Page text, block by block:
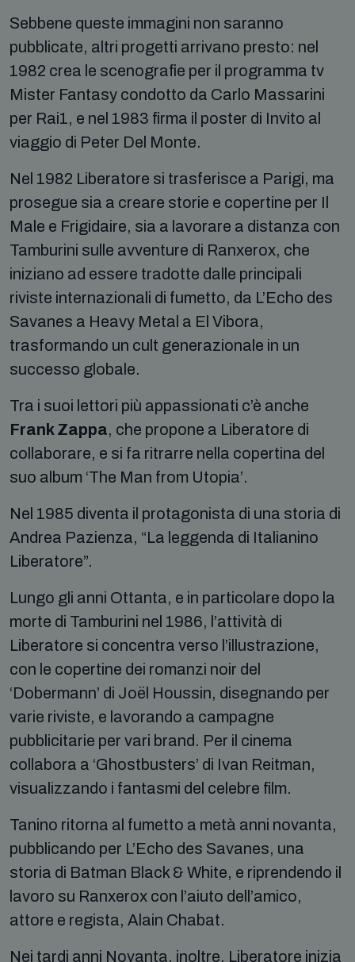
Sebbene queste immagini non saranno
pubblicate, altri progetti arrivano presto: nel
1982 crea le scenografie per il programma tv
Mister Fantasy condotto da Carlo Massarini
per Rai1, e nel 1983 firma il poster di Invito al
viaggio di Peter Del Monte.
Nel 1982 Liberatore si trasferisce a Parigi, ma
prosegue sia a creare storie e copertine per Il
Male e Frigidaire, sia a lavorare a distanza con
Tamburini sulle avventure di Ranxerox, che
iniziano ad essere tradotte dalle principali
riviste internazionali di fumetto, da L’Echo des
Savanes a Heavy Metal a El Vibora,
trasformando un cult generazionale in un
successo globale.
Tra i suoi lettori più appassionati c’è anche
Frank Zappa, che propone a Liberatore di
collaborare, e si fa ritrarre nella copertina del
suo album ‘The Man from Utopia’.
Nel 1985 diventa il protagonista di una storia di
Andrea Pazienza, “La leggenda di Italianino
Liberatore”.
Lungo gli anni Ottanta, e in particolare dopo la
morte di Tamburini nel 1986, l’attività di
Liberatore si concentra verso l’illustrazione,
con le copertine dei romanzi noir del
‘Dobermann’ di Joël Houssin, disegnando per
varie riviste, e lavorando a campagne
pubblicitarie per vari brand. Per il cinema
collabora a ‘Ghostbusters’ di Ivan Reitman,
visualizzando i fantasmi del celebre film.
Tanino ritorna al fumetto a metà anni novanta,
pubblicando per L’Echo des Savanes, una
storia di Batman Black & White, e riprendendo il
lavoro su Ranxerox con l’aiuto dell’amico,
attore e regista, Alain Chabat.
Nei tardi anni Novanta, inoltre, Liberatore inizia